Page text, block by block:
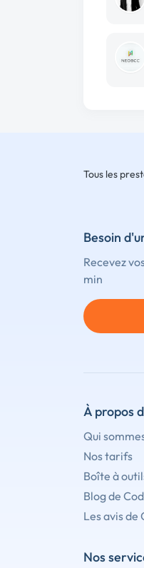
Tous les
Besoin
Recevez
min
À propos
Qui
Nos tarifs
Boîte à
Blog de
Les avis de
Nos